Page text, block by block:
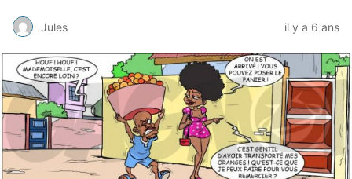
Jules il y a 6 ans